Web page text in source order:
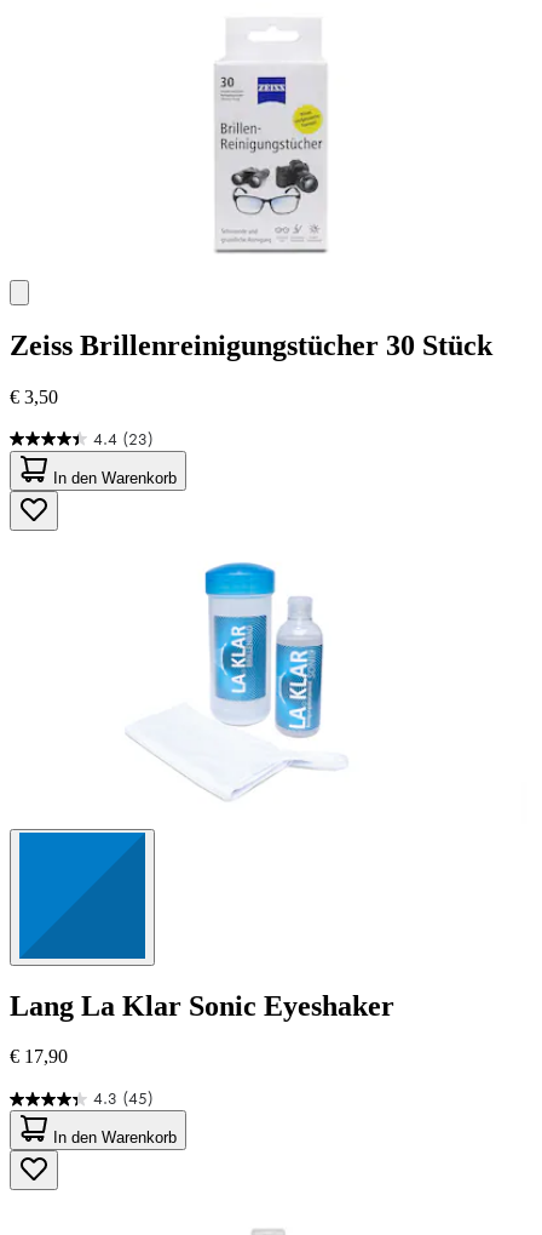
Zeiss Brillenreinigungstücher 30 Stück
€ 3,50
4.4 (23)
4.4
von
5
Sternen.
23
In den Warenkorb
Lang La Klar Sonic Eyeshaker
€ 17,90
4.3 (45)
4.3
von
5
Sternen.
45
In den Warenkorb